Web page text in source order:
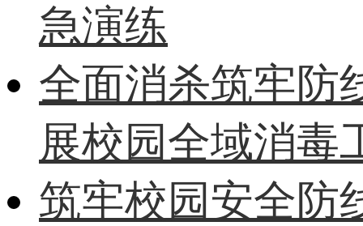
急演练
全面消杀筑牢
展校园全域消毒
筑牢校园安全